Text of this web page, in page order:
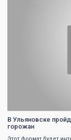
В Ульяновске
горожан
Этот формат будет